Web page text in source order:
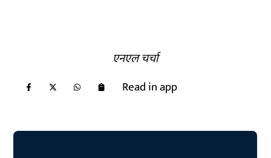
एनएल चर्चा
Read in app